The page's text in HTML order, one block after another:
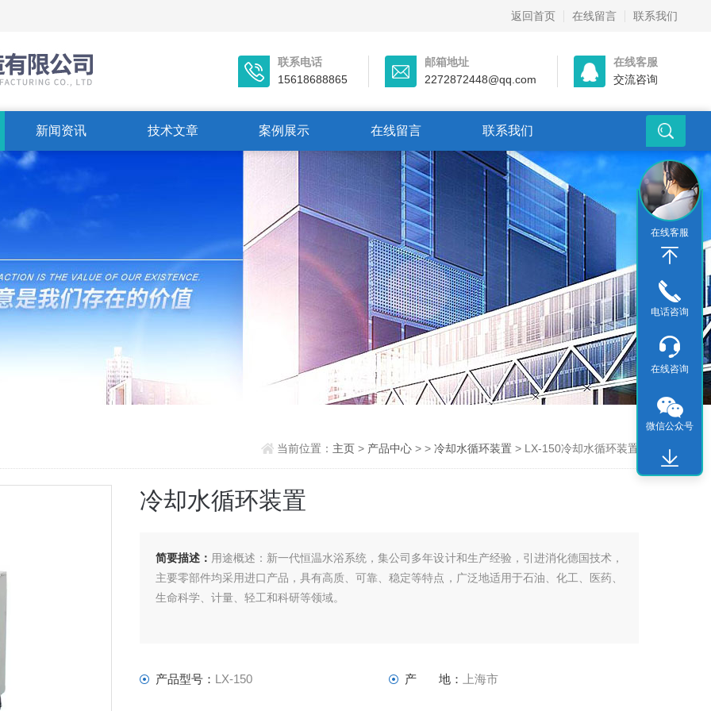
返回首页 在线留言 联系我们
联系电话
15618688865
邮箱地址
2272872448@qq.com
在线客服
交流咨询
新闻资讯 技术文章 案例展示 在线留言 联系我们
当前位置： 主页 > 产品中心> > 冷却水循环装置 > LX-150冷却水循环装置
冷却水循环装置
简要描述： 用途概述：新一代恒温水浴系统，集公司多年设计和生产经验，引进消化德国技术，
主要零部件均采用进口产品，具有高质、可靠、稳定等特点，广泛地适用于石油、化工、医药、
生命科学、计量、轻工和科研等领域。
产品型号： LX-150 产 地： 上海市
在线客服
电话咨询
在线咨询
微信公众号